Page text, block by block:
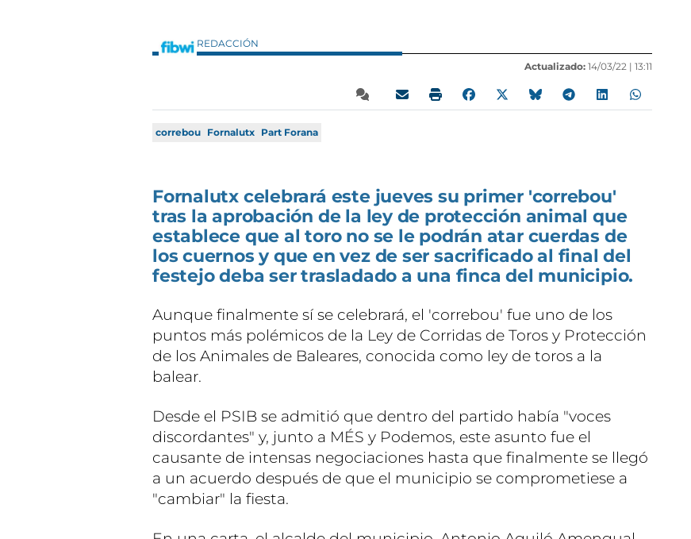
REDACCIÓN
Actualizado: 14/03/22 | 13:11
correbou Fornalutx Part Forana
Fornalutx celebrará este jueves su primer 'correbou'
tras la aprobación de la ley de protección animal que
establece que al toro no se le podrán atar cuerdas de
los cuernos y que en vez de ser sacrificado al final del
festejo deba ser trasladado a una finca del municipio.
Aunque finalmente sí se celebrará, el 'correbou' fue uno de los
puntos más polémicos de la Ley de Corridas de Toros y Protección
de los Animales de Baleares, conocida como ley de toros a la
balear.
Desde el PSIB se admitió que dentro del partido había "voces
discordantes" y, junto a MÉS y Podemos, este asunto fue el
causante de intensas negociaciones hasta que finalmente se llegó
a un acuerdo después de que el municipio se comprometiese a
"cambiar" la fiesta.